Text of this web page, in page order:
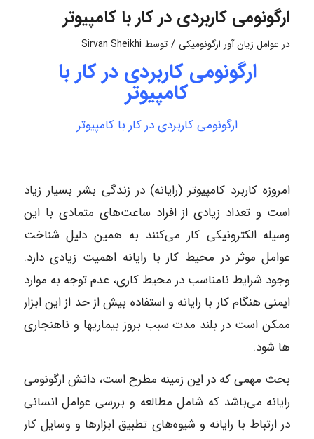
ارگونومی کاربردی در کار با کامپیوتر
در عوامل زیان آور ارگونومیکی / توسط Sirvan Sheikhi
ارگونومی کاربردی در کار با
کامپیوتر
ارگونومی کاربردی در کار با کامپیوتر
امروزه کاربرد کامپیوتر (رایانه) در زندگی بشر بسیار زیاد
است و تعداد زیادی از افراد ساعت‌های متمادی با این
وسیله الکترونیکی کار می‌کنند به همین دلیل شناخت
عوامل موثر در محیط کار با رایانه اهمیت زیادی دارد.
وجود شرایط نامناسب در محیط کاری، عدم توجه به موارد
ایمنی هنگام کار با رایانه و استفاده بیش از حد از این ابزار
ممکن است در بلند مدت سبب بروز بیماریها و ناهنجاری
ها شود.
بحث مهمی که در این زمینه مطرح است، دانش ارگونومی
رایانه می‌باشد که شامل مطالعه و بررسی عوامل انسانی
در ارتباط با رایانه و شیوه‌های تطبیق ابزارها و وسایل کار